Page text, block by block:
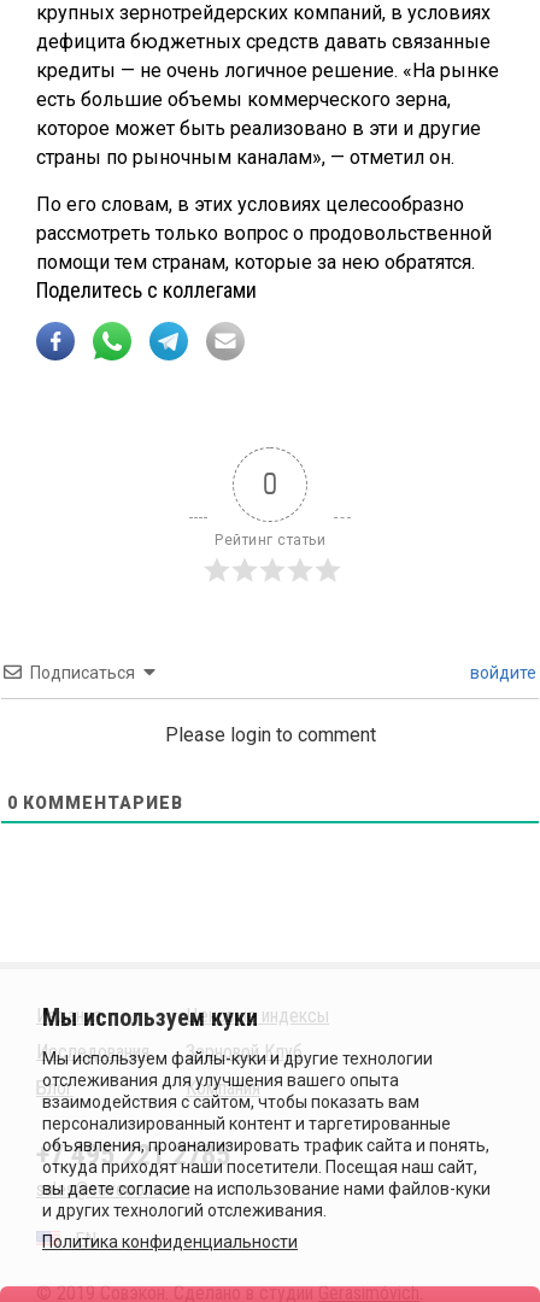
крупных зернотрейдерских компаний, в условиях
дефицита бюджетных средств давать связанные
кредиты — не очень логичное решение. «На рынке
есть большие объемы коммерческого зерна,
которое может быть реализовано в эти и другие
страны по рыночным каналам», — отметил он.
По его словам, в этих условиях целесообразно
рассмотреть только вопрос о продовольственной
помощи тем странам, которые за нею обратятся.
Поделитесь с коллегами
0
Рейтинг статьи
Подписаться войдите
Please login to comment
0 КОММЕНТАРИЕВ
Издания
Исследования
Блог
Ценовые индексы
Зерновой Клуб
Компания
+7 495 221 2785
sales@sovecon.com
EN
© 2019 Совэкон. Сделано в студииGerasimóvich.
Политика конфиденциальности